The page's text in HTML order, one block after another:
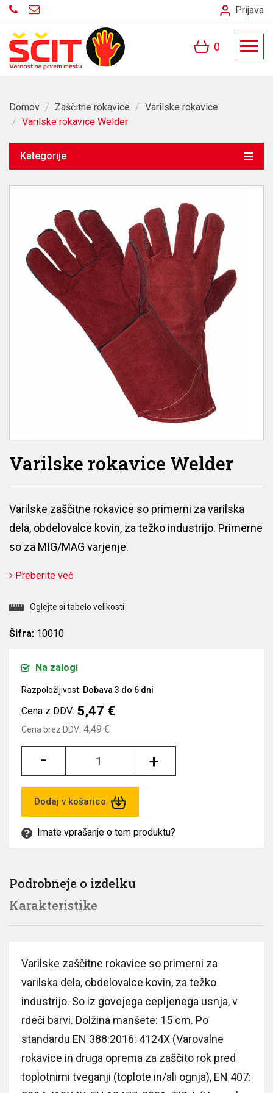
Prijava
0
Domov / Zaščitne rokavice / Varilske rokavice
/ Varilske rokavice Welder
Kategorije
Varilske rokavice Welder
Varilske zaščitne rokavice so primerni za varilska
dela, obdelovalce kovin, za težko industrijo. Primerne
so za MIG/MAG varjenje.
Preberite več
Oglejte si tabelo velikosti
Šifra: 10010
Na zalogi
Razpoložljivost: Dobava 3 do 6 dni
Cena z DDV: 5,47 €
Cena brez DDV: 4,49 €
- +
Dodaj v košarico
Imate vprašanje o tem produktu?
Podrobneje o izdelku
Karakteristike
Varilske zaščitne rokavice so primerni za
varilska dela, obdelovalce kovin, za težko
industrijo. So iz govejega cepljenega usnja, v
rdeči barvi. Dolžina manšete: 15 cm. Po
standardu EN 388:2016: 4124X (Varovalne
rokavice in druga oprema za zaščito rok pred
toplotnimi tveganji (toplote in/ali ognja), EN 407: